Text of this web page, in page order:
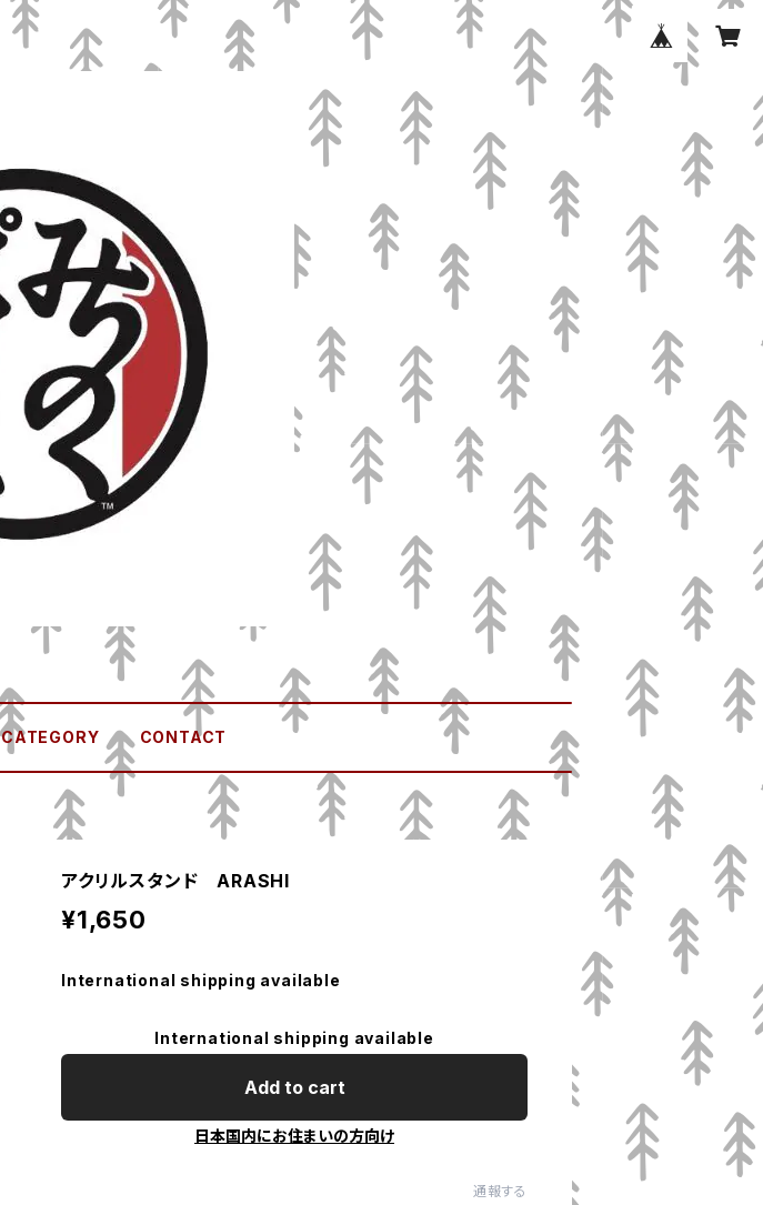
CATEGORY CONTACT
アクリルスタンド ARASHI
¥1,650
International shipping available
International shipping available
Add to cart
日本国内にお住まいの方向け
通報する